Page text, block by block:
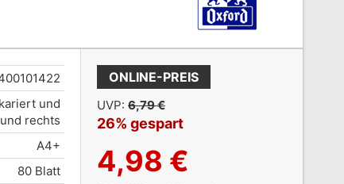
und
rechts
A4+
80 Blatt
ONLINE-PREIS
UVP: 6,79 €
26% gespart
4,98 €